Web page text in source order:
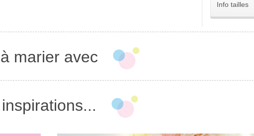
Info tailles
à marier avec
inspirations...